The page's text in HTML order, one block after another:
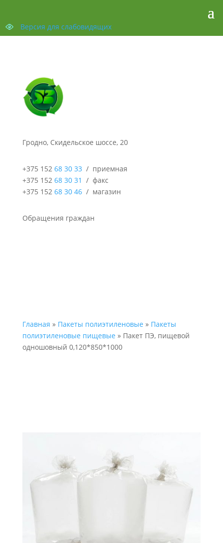
Версия для слабовидящих
Гродно, Скидельское шоссе, 20
+375 152 68 30 33/ приемная
+375 152 68 30 31 / факс
+375 152 68 30 46/ магазин
Обращения граждан
Главная » Пакеты полиэтиленовые » Пакеты
полиэтиленовые пищевые » Пакет ПЭ, пищевой
одношовный 0,120*850*1000